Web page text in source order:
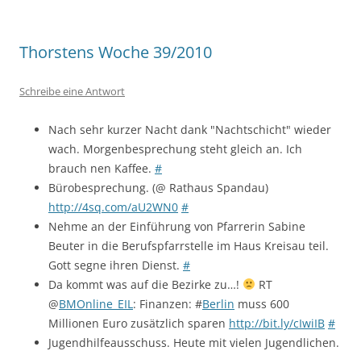
Thorstens Woche 39/2010
Schreibe eine Antwort
Nach sehr kurzer Nacht dank "Nachtschicht" wieder
wach. Morgenbesprechung steht gleich an. Ich
brauch nen Kaffee. #
Bürobesprechung. (@ Rathaus Spandau)
http://4sq.com/aU2WN0 #
Nehme an der Einführung von Pfarrerin Sabine
Beuter in die Berufspfarrstelle im Haus Kreisau teil.
Gott segne ihren Dienst. #
Da kommt was auf die Bezirke zu…!
RT
@BMOnline_EIL: Finanzen: #Berlin muss 600
Millionen Euro zusätzlich sparen http://bit.ly/cIwiIB #
Jugendhilfeausschuss. Heute mit vielen Jugendlichen.